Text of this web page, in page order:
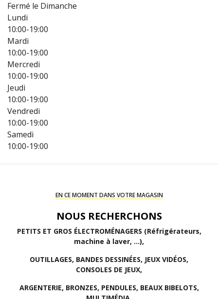
Fermé le Dimanche
Lundi
10:00-19:00
Mardi
10:00-19:00
Mercredi
10:00-19:00
Jeudi
10:00-19:00
Vendredi
10:00-19:00
Samedi
10:00-19:00
EN CE MOMENT DANS VOTRE MAGASIN
NOUS RECHERCHONS
PETITS ET GROS ÉLECTROMÉNAGERS (Réfrigérateurs,
machine à laver, ...),
OUTILLAGES, BANDES DESSINÉES, JEUX VIDÉOS,
CONSOLES DE JEUX,
ARGENTERIE, BRONZES, PENDULES, BEAUX BIBELOTS,